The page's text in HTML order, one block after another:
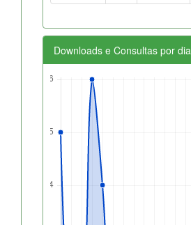
Downloads e Consultas por dia